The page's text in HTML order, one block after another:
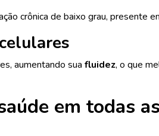
crônica de baixo grau, presente
aumentando sua fluidez, o que
em todas